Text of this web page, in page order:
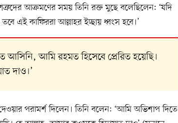
আক্রমণের সময় তিনি রক্ত মুছে বলেছিলেন: ‘যদি
এই কাফিররা আল্লাহর ইচ্ছায় ধ্বংস হবে।’
আসিনি, আমি রহমত হিসেবে প্রেরিত হয়েছি।
দাও।’
পরামর্শ দিলেন। তিনি বলেন: ‘আমি অভিশাপ দিতে